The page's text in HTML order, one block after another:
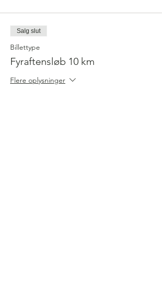
Salg slut
Billettype
Fyraftensløb 10 km
Flere oplysninger